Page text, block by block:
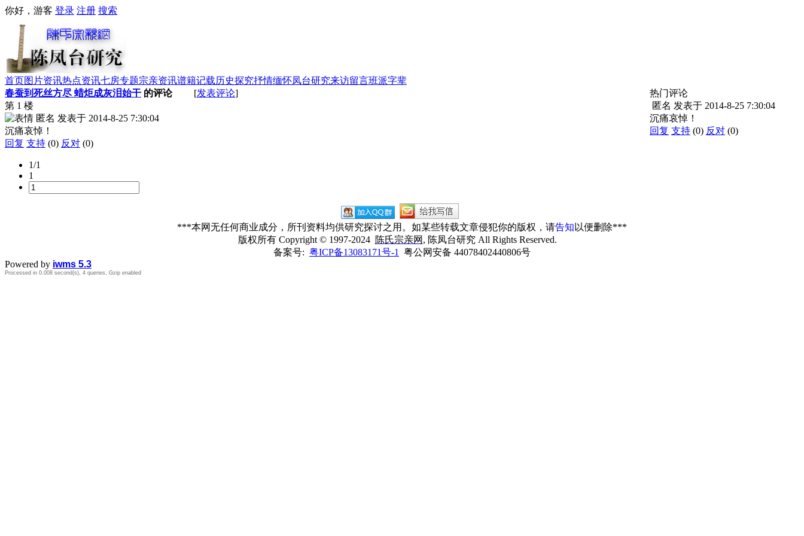
你好，游客 登录 注册 搜索
首页图片资讯热点资讯七房专题宗亲资讯谱籍记载历史探究抒情缅怀凤台研究来访留言班派字辈
春蚕到死丝方尽 蜡炬成灰泪始干 的评论[发表评论]
第 1 楼
匿名 发表于 2014-8-25 7:30:04
沉痛哀悼！
回复 支持 (0) 反对 (0)
1/1
1
热门评论
匿名 发表于 2014-8-25 7:30:04
沉痛哀悼！
回复 支持 (0) 反对 (0)
***本网无任何商业成分，所刊资料均供研究探讨之用。如某些转载文章侵犯你的版权，请告知 以便删除***
版权所有 Copyright © 1997-2024 陈氏宗亲网 , 陈凤台研究 All Rights Reserved.
备案号: 粤ICP备13083171号-1
粤公网安备 44078402440806号
Powered by iwms 5.3
Processed in 0.008 second(s), 4 queries, Gzip enabled